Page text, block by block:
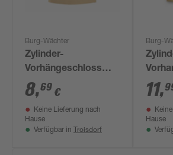
Burg-Wächter
Zylinder-
Vorhängeschloss
'Magno 400 E 40 SB'
8,69 €
Keine Lieferung nach
Hause
Verfügbar in Troisdorf
Burg-
30.SB
11,
Hause